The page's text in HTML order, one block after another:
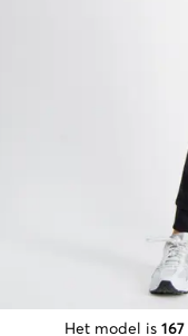
Het model is 167